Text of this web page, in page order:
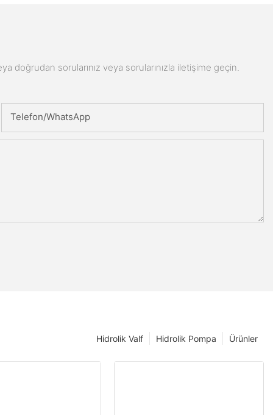
doğrudan sorularınız veya sorularınızla iletişime geçin.
Telefon/WhatsApp
Ürünler
Hidrolik Pompa
Hidrolik Valf